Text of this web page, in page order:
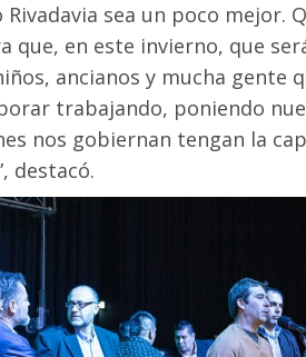
Rivadavia sea un poco mejor.
que, en este invierno, que
ancianos y mucha gente
trabajando, poniendo
nos gobiernan tengan la
destacó.